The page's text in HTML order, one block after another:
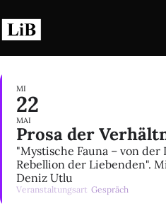
Inhalt
springen
MI
22
MAI
Prosa der
"Mystische Fauna – von
Rebellion der Liebenden".
Deniz Utlu
Veranstaltungsart Gespräch